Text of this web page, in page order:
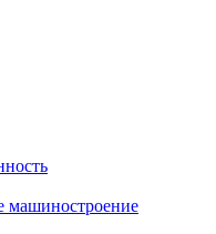
машиностроение